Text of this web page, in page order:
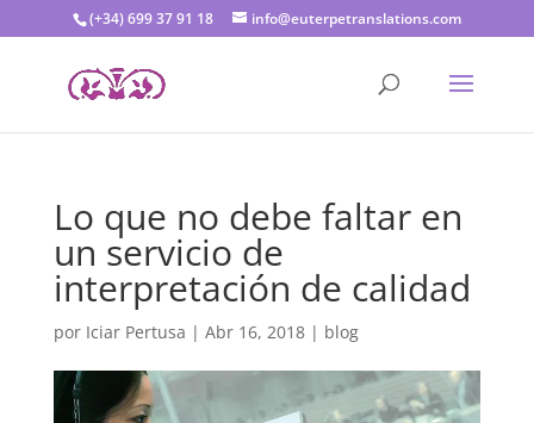
(+34) 699 37 91 18 info@euterpetranslations.com
Lo que no debe faltar en
un servicio de
interpretación de calidad
por Iciar Pertusa | Abr 16, 2018| blog